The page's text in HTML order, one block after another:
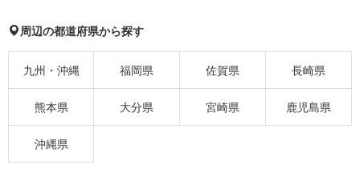
周辺の都道府県から探す
九州・沖縄 福岡県 佐賀県 長崎県
熊本県 大分県 宮崎県 鹿児島県
沖縄県